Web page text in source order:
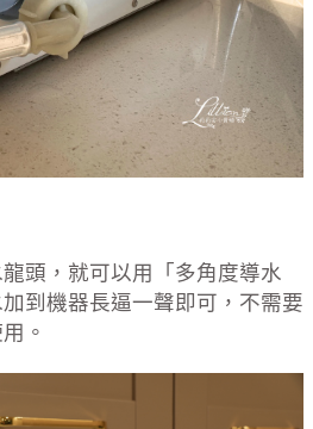
頭，就可以用「多角度導水
到機器長逼一聲即可， 不需要
。